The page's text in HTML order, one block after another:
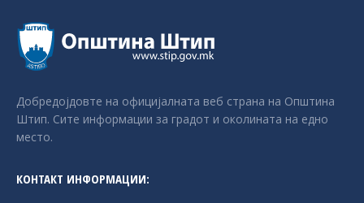
Добредојдовте на официјалната веб страна на Општина
Штип. Сите информации за градот и околината на едно
место.
КОНТАКТ ИНФОРМАЦИИ: